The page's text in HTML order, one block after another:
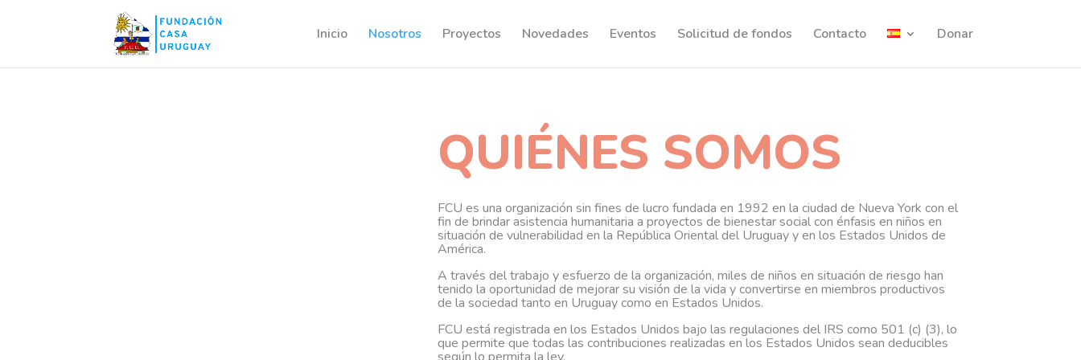
Inicio Nosotros Proyectos Novedades Eventos Solicitud de fondos Contacto Donar
QUIÉNES SOMOS
FCU es una organización sin fines de lucro fundada en 1992 en la ciudad de Nueva York con el
fin de brindar asistencia humanitaria a proyectos de bienestar social con énfasis en niños en
situación de vulnerabilidad en la República Oriental del Uruguay y en los Estados Unidos de
América.
A través del trabajo y esfuerzo de la organización, miles de niños en situación de riesgo han
tenido la oportunidad de mejorar su visión de la vida y convertirse en miembros productivos
de la sociedad tanto en Uruguay como en Estados Unidos.
FCU está registrada en los Estados Unidos bajo las regulaciones del IRS como 501 (c) (3), lo
que permite que todas las contribuciones realizadas en los Estados Unidos sean deducibles